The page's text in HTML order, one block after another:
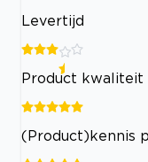
Levertijd
Product kwaliteit
(Product)kennis